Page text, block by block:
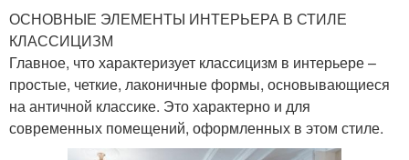
ОСНОВНЫЕ ЭЛЕМЕНТЫ ИНТЕРЬЕРА В СТИЛЕ
КЛАССИЦИЗМ
Главное, что характеризует классицизм в интерьере –
простые, четкие, лаконичные формы, основывающиеся
на античной классике. Это характерно и для
современных помещений, оформленных в этом стиле.